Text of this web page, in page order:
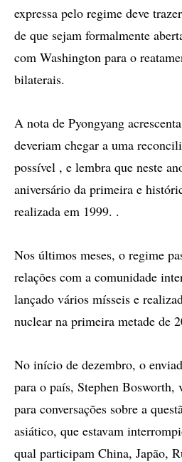
expressa pelo regime deve
de que sejam formalmente
com Washington para o
bilaterais.
A nota de Pyongyang
deveriam chegar a uma
possível , e lembra que neste
aniversário da primeira e
realizada em 1999. .
Nos últimos meses, o regime
relações com a comunidade
lançado vários mísseis e
nuclear na primeira metade de
No início de dezembro, o
para o país, Stephen Bosworth,
para conversações sobre a
asiático, que estavam
qual participam China, Japão,